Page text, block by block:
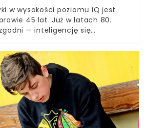
w wysokości poziomu IQ jest
45 lat. Już w latach 80.
— inteligencję się
na to, że ktoś uczy się łatwiej,
te pytania nie znaleziono
wykryto także genu mądrości,
odpowiada bezpośrednio za
Najnowsze badania
przybliżają do odpowiedzi na
że dziecko uczy się lepiej i